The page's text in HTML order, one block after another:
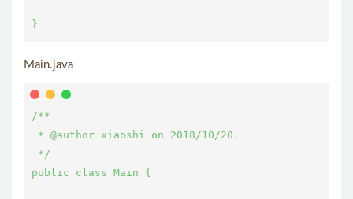
}
Main.java
/**
* @author xiaoshi on 2018/10/20.
*/
public class Main {